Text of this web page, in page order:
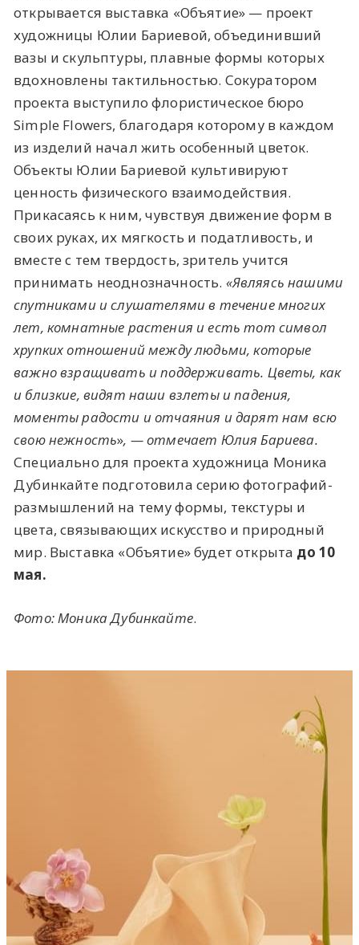
открывается выставка «Объятие» — проект
художницы Юлии Бариевой, объединивший
вазы и скульптуры, плавные формы которых
вдохновлены тактильностью. Сокуратором
проекта выступило флористическое бюро
Simple Flowers, благодаря которому в каждом
из изделий начал жить особенный цветок.
Объекты Юлии Бариевой культивируют
ценность физического взаимодействия.
Прикасаясь к ним, чувствуя движение форм в
своих руках, их мягкость и податливость, и
вместе с тем твердость, зритель учится
принимать неоднозначность. «Являясь нашими
спутниками и слушателями в течение многих
лет, комнатные растения и есть тот символ
хрупких отношений между людьми, которые
важно взращивать и поддерживать. Цветы, как
и близкие, видят наши взлеты и падения,
моменты радости и отчаяния и дарят нам всю
свою нежность», — отмечает Юлия Бариева.
Специально для проекта художница Моника
Дубинкайте подготовила серию фотографий-
размышлений на тему формы, текстуры и
цвета, связывающих искусство и природный
мир. Выставка «Объятие» будет открыта до 10
мая.
Фото: Моника Дубинкайте.